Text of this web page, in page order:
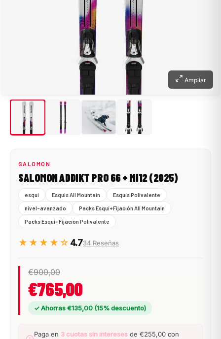
Ampliar
SALOMON
SALOMON ADDIKT PRO 66 + MI12 (2025)
esqui Esquis All Mountain Esquís Polivalente
nivel-avanzado Packs Esquí+Fijación All Mountain
Packs Esquí+Fijación Polivalente
★★★★☆ 4.734 Reseñas
€900,00
€765,00
✓ Ahorras €135,00 (15% descuento)
Paga en 3 cuotas sin intereses de €255,00 con